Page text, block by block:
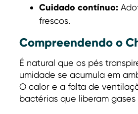
Cuidado contínuo:
frescos.
Compreendendo o
É natural que os pés
umidade se acumula em
O calor e a falta de
bactérias que liberam